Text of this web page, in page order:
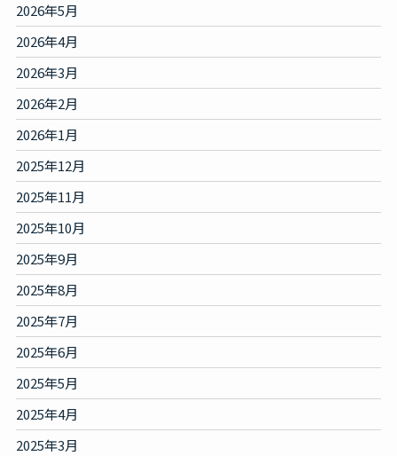
2026年5月
2026年4月
2026年3月
2026年2月
2026年1月
2025年12月
2025年11月
2025年10月
2025年9月
2025年8月
2025年7月
2025年6月
2025年5月
2025年4月
2025年3月